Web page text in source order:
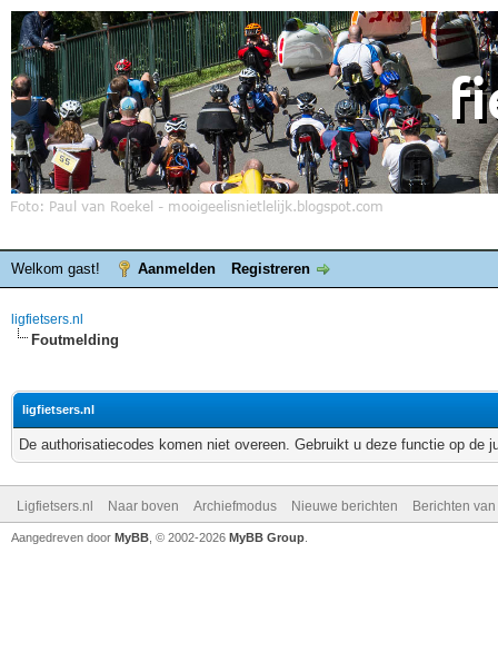
Welkom gast! Aanmelden Registreren
ligfietsers.nl
Foutmelding
ligfietsers.nl
De authorisatiecodes komen niet overeen. Gebruikt u deze functie op de
Ligfietsers.nl Naar boven Archiefmodus Nieuwe berichten Berichten
Aangedreven door MyBB , © 2002-2026 MyBB Group